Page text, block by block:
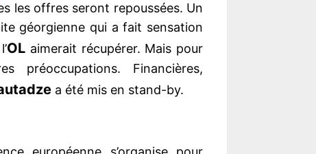
les offres seront repoussées. Un
géorgienne qui a fait sensation
OL aimerait récupérer. Mais pour
préoccupations. Financières,
a été mis en stand-by.